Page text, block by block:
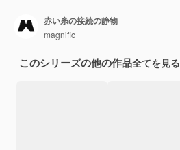
赤い糸の接続の静物
magnific
このシリーズの他の作品全てを見る